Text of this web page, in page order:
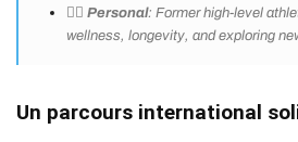
🏃‍♀️ Personal: Former high-level
wellness, longevity, and exploring
Un parcours international